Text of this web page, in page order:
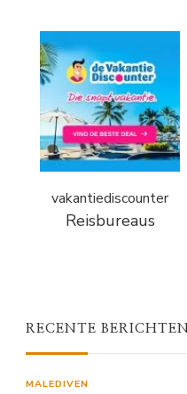
vakantiediscounter
Reisbureaus
RECENTE BERICHTEN
MALEDIVEN